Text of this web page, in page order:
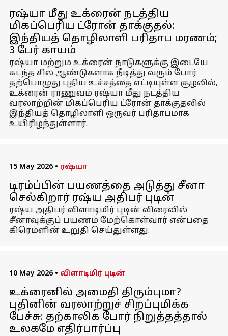
ரஷ்யா மீது உக்ரைன் நடத்திய
மிகப்பெரிய ட்ரோன் தாக்குதல்:
இந்தியத் தொழிலாளி பரிதாப மரணம்;
3 பேர் காயம்
ரஷ்யா மற்றும் உக்ரைன் நாடுகளுக்கு இடையே
கடந்த சில ஆண்டுகளாக நீடித்து வரும் போர்
தற்பொழுது புதிய உச்சத்தை எட்டியுள்ள சூழலில்,
உக்ரைன் ராணுவம் ரஷ்யா மீது நடத்திய
வரலாற்றின் மிகப்பெரிய ட்ரோன் தாக்குதலில்
இந்தியத் தொழிலாளி ஒருவர் பரிதாபமாக
உயிரிழந்துள்ளார்.
15 May 2026 • ரஷ்யா
டிரம்ப்பின் பயணத்தை அடுத்து சீனா
செல்கிறார் ரஷ்ய அதிபர் புடின்
ரஷ்ய அதிபர் விளாடிமிர் புடின் விரைவில்
சீனாவுக்குப் பயணம் மேற்கொள்வார் என்பதை
கிரெம்ளின் உறுதி செய்துள்ளது.
10 May 2026 • விளாடிமிர் புடின்
உக்ரைனில் அமைதி திரும்புமா?
புதினின் வரலாற்றுச் சிறப்புமிக்க
பேச்சு: தற்காலிக போர் நிறுத்தத்தால்
உலகமே எதிர்பார்ப்பு